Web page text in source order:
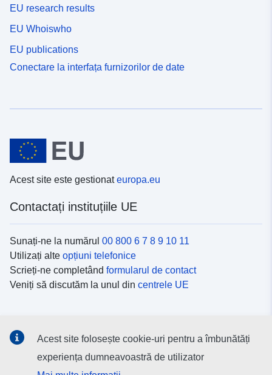
EU research results
EU Whoiswho
EU publications
Conectare la interfața furnizorilor de date
Acest site este gestionateuropa.eu
Contactați instituțiile UE
Sunați-ne la numărul 00 800 6 7 8 9 10 11
Utilizați alte opțiuni telefonice
Scrieți-ne completând formularul de contact
Veniți să discutăm la unul din centrele UE
Descoperiți canalele UEpe rețelele sociale
Acest site folosește cookie-uri pentru a îmbunătăți
experiența dumneavoastră de utilizator